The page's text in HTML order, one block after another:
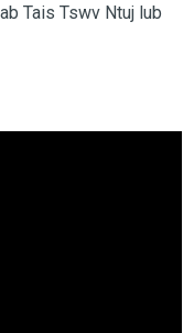
Tais Tswv Ntuj lub